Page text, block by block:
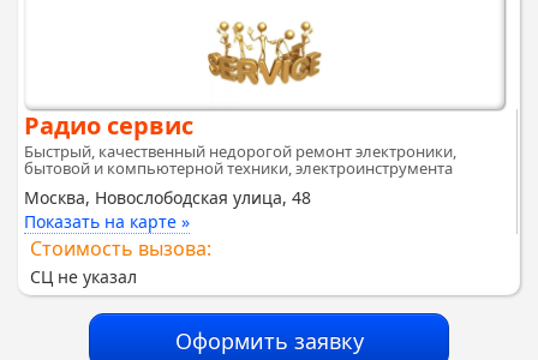
Радио сервис
Быстрый, качественный недорогой ремонт электроники,
бытовой и компьютерной техники, электроинструмента
Москва, Новослободская улица, 48
Показать на карте »
Стоимость вызова:
СЦ не указал
Оформить заявку